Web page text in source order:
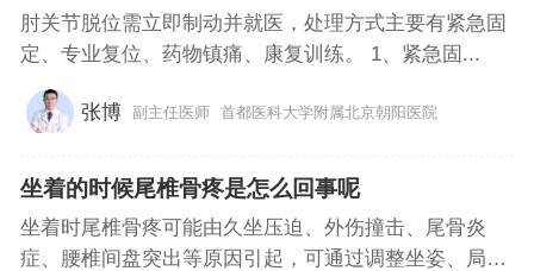
肘关节脱位需立即制动并就医，处理方式主要有紧急固
定、专业复位、药物镇痛、康复训练。 1、紧急固...
张博 副主任医师 首都医科大学附属北京朝阳医院
坐着的时候尾椎骨疼是怎么回事呢
坐着时尾椎骨疼可能由久坐压迫、外伤撞击、尾骨炎
症、腰椎间盘突出等原因引起，可通过调整坐姿、局